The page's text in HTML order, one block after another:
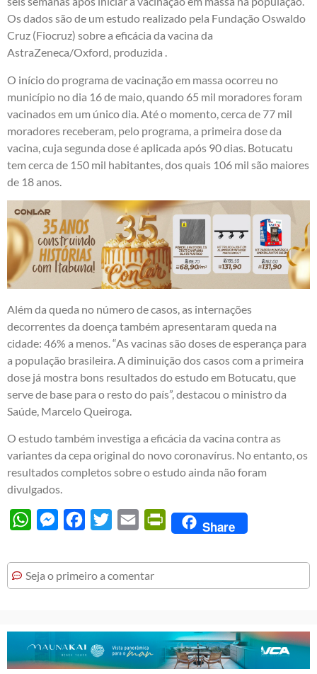
Os dados são de um estudo realizado pela Fundação Oswaldo
Cruz (Fiocruz) sobre a eficácia da vacina da
AstraZeneca/Oxford, produzida .
O início do programa de vacinação em massa ocorreu no
município no dia 16 de maio, quando 65 mil moradores foram
vacinados em um único dia. Até o momento, cerca de 77 mil
moradores receberam, pelo programa, a primeira dose da
vacina, cuja segunda dose é aplicada após 90 dias. Botucatu
tem cerca de 150 mil habitantes, dos quais 106 mil são maiores
de 18 anos.
Além da queda no número de casos, as internações
decorrentes da doença também apresentaram queda na
cidade: 46% a menos. “As vacinas são doses de esperança para
a população brasileira. A diminuição dos casos com a primeira
dose já mostra bons resultados do estudo em Botucatu, que
serve de base para o resto do país”, destacou o ministro da
Saúde, Marcelo Queiroga.
O estudo também investiga a eficácia da vacina contra as
variantes da cepa original do novo coronavírus. No entanto, os
resultados completos sobre o estudo ainda não foram
divulgados.
WhatsAppMessengerFacebook
Twitter Email PrintFriendly
Share
Seja o primeiro a comentar